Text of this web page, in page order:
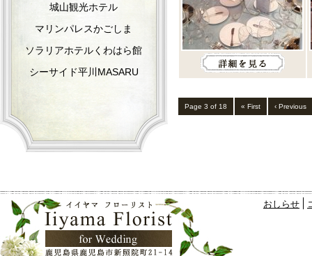
Page 3 of 18 « First ‹ Previous
城山観光ホテル
マリンパレスかごしま
ソラリアホテルくわはら館
シーサイド平川MASARU
おしらせ